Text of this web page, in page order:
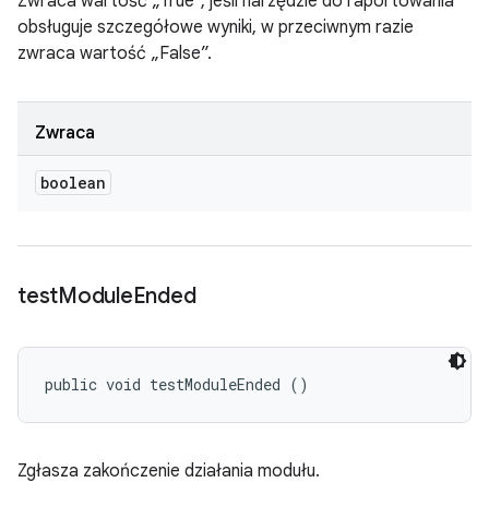
obsługuje szczegółowe wyniki, w przeciwnym razie
zwraca wartość „False”.
Zwraca
boolean
testModuleEnded
public void testModuleEnded ()
Zgłasza zakończenie działania modułu.